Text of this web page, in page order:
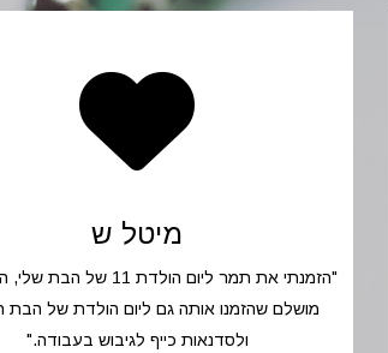
מיטל ש
"הזמנתי את תמר ליום הולדת 11
מושלם שהזמנו אותה גם ליום הולדת של הבת
ולסדנאות כייף לגיבוש בעבודה."